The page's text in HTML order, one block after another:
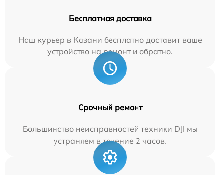
Бесплатная доставка
Наш курьер в Казани бесплатно доставит ваше
устройство на ремонт и обратно.
Срочный ремонт
Большинство неисправностей техники DJI мы
устраняем в течение 2 часов.